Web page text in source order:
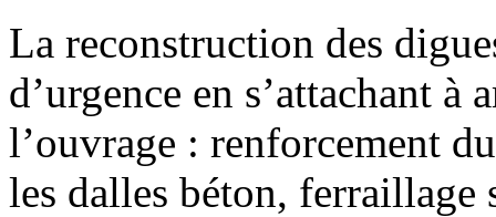
La reconstruction des
d’urgence en s’attachant
l’ouvrage : renforcement
les dalles béton, ferraillage